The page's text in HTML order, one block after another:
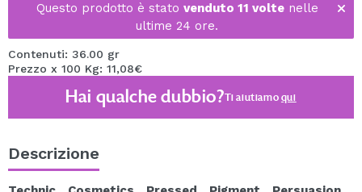
Questo prodotto è stato venduto 11 voltenelle
ultime 24 ore.
Contenuti: 36.00 gr
Prezzo x 100 Kg: 11,08€
Hai qualche dubbio?Ti aiutiamoqui
Descrizione